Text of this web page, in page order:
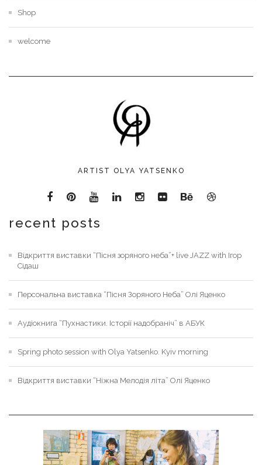
Shop
welcome
ARTIST OLYA YATSENKO
recent posts
Відкриття виставки “Пісня зоряного неба”+ live JAZZ with Ігор
Сідаш
Персональна виставка “Пісня Зоряного Неба” Олі Яценко
Аудіокнига “Пухнастики. Історії надобраніч” в АБУК
Spring photo session with Olya Yatsenko. Kyiv morning
Відкриття виставки “Ніжна Мелодія літа” Олі Яценко